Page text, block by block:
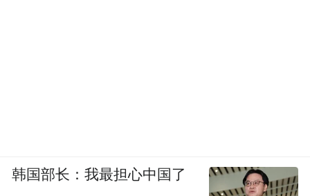
韩国部长：我最担心中国了